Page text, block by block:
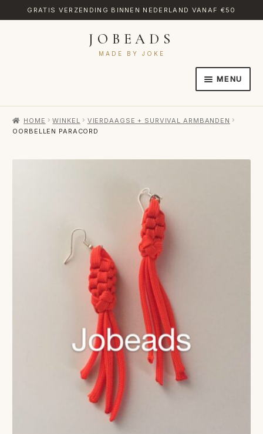
GRATIS VERZENDING BINNEN NEDERLAND VANAF €50
JOBEADS
MADE BY JOKE
MENU
AFREKENEN
HOME WINKEL
VIERDAAGSE + SURVIVAL ARMBANDEN
OORBELLEN PARACORD